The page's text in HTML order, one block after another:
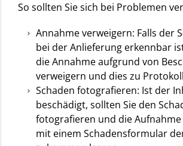
So sollten Sie sich bei Problemen
Annahme verweigern: Falls der
bei der Anlieferung erkennbar
die Annahme aufgrund von
verweigern und dies zu
Schaden fotografieren: Ist der
beschädigt, sollten Sie den
fotografieren und die
mit einem Schadensformular